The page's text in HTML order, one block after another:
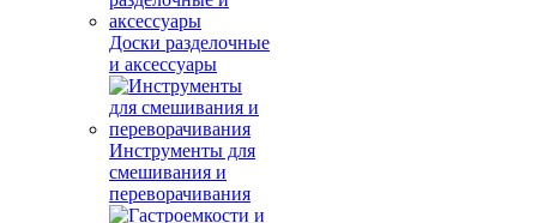
Доски разделочные
и аксессуары
Инструменты для
смешивания и
переворачивания